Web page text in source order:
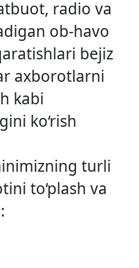
radio va
ob-­havo
bejiz
axborotlarni
kabi
ko‘rish
turli
to‘plash va